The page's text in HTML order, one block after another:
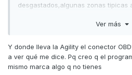
desgastados,algunas zonas tipicas
marinero y cuando desmonto por
a los rodillos para que abran
y al tiempo se crea esa pasta al
rodillos y correa gastados con el
Ver más
Y donde lleva la Agility el conector
a ver qué me dice. Pq creo q el
mismo marca algo q no tienes